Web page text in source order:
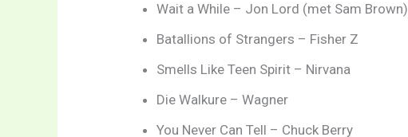
Wait a While – Jon Lord (met Sam Brown)
Batallions of Strangers – Fisher Z
Smells Like Teen Spirit – Nirvana
Die Walkure – Wagner
You Never Can Tell – Chuck Berry